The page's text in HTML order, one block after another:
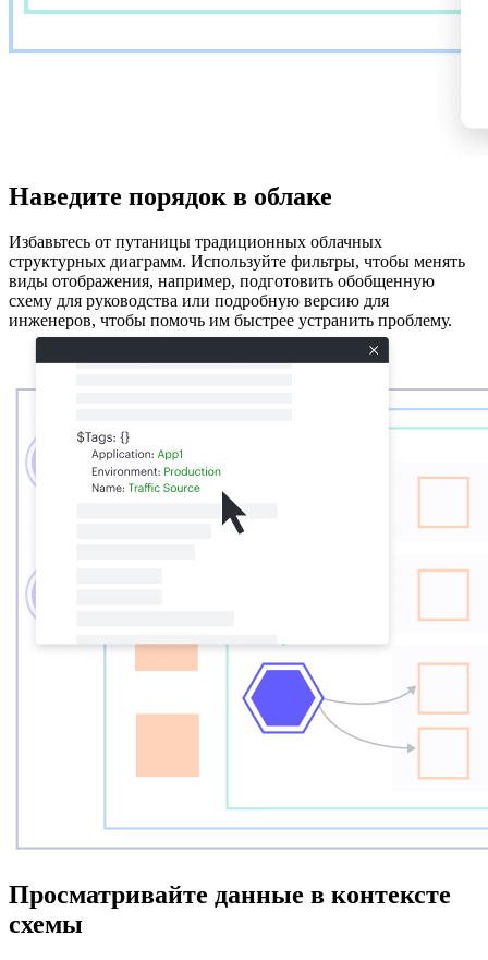
Наведите порядок в облаке
Избавьтесь от путаницы традиционных облачных
структурных диаграмм. Используйте фильтры, чтобы менять
виды отображения, например, подготовить обобщенную
схему для руководства или подробную версию для
инженеров, чтобы помочь им быстрее устранить проблему.
Просматривайте данные в контексте
схемы